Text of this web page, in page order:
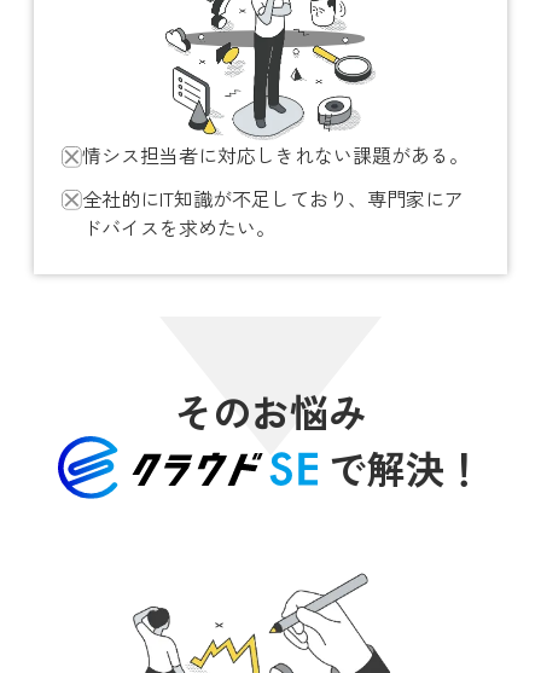
情シス担当者に対応しきれない課題がある。
全社的にIT知識が不足しており、専門家にア
ドバイスを求めたい。
そのお悩み
で解決！